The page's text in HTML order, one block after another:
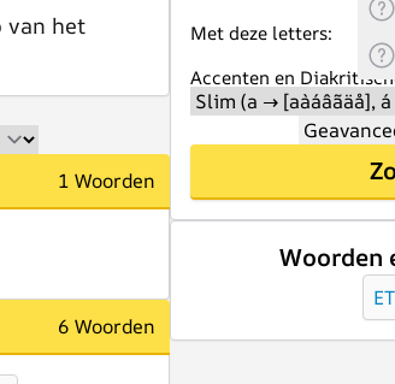
van het
1 Woorden
6 Woorden
Met deze letters:
Accenten en
Woorden